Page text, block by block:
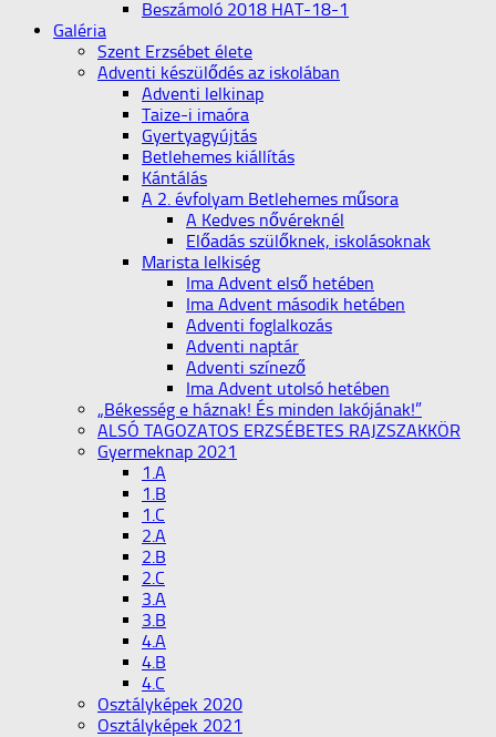
Beszámoló 2018 HAT-18-1
Galéria
Szent Erzsébet élete
Adventi készülődés az iskolában
Adventi lelkinap
Taize-i imaóra
Gyertyagyújtás
Betlehemes kiállítás
Kántálás
A 2. évfolyam Betlehemes műsora
A Kedves nővéreknél
Előadás szülőknek, iskolásoknak
Marista lelkiség
Ima Advent első hetében
Ima Advent második hetében
Adventi foglalkozás
Adventi naptár
Adventi színező
Ima Advent utolsó hetében
„Békesség e háznak! És minden lakójának!”
ALSÓ TAGOZATOS ERZSÉBETES RAJZSZAKKÖR
Gyermeknap 2021
1.A
1.B
1.C
2.A
2.B
2.C
3.A
3.B
4.A
4.B
4.C
Osztályképek 2020
Osztályképek 2021